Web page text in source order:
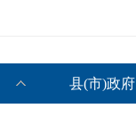
县(市)政府